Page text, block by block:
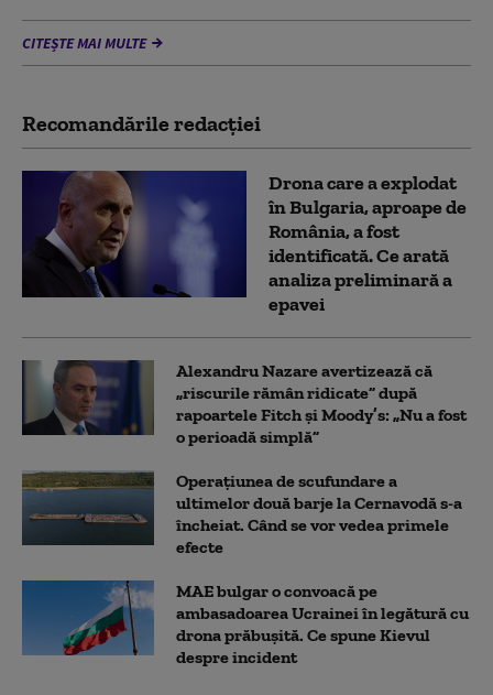
CITEȘTE MAI MULTE
Recomandările redacţiei
Drona care a explodat
în Bulgaria, aproape de
România, a fost
identificată. Ce arată
analiza preliminară a
epavei
Alexandru Nazare avertizează că
„riscurile rămân ridicate” după
rapoartele Fitch și Moody’s: „Nu a fost
o perioadă simplă”
Operațiunea de scufundare a
ultimelor două barje la Cernavodă s-a
încheiat. Când se vor vedea primele
efecte
MAE bulgar o convoacă pe
ambasadoarea Ucrainei în legătură cu
drona prăbuşită. Ce spune Kievul
despre incident